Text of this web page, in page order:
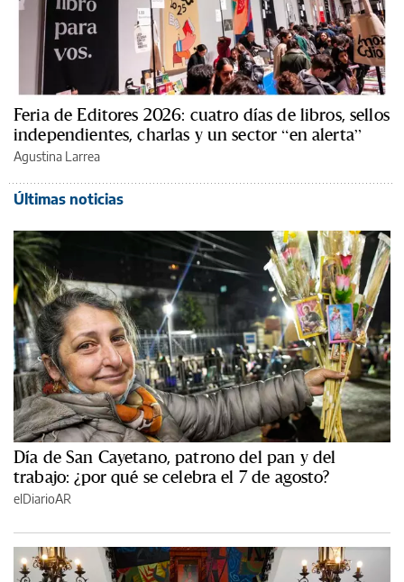
Feria de Editores 2026: cuatro días de libros, sellos
independientes, charlas y un sector “en alerta”
Agustina Larrea
Últimas noticias
Día de San Cayetano, patrono del pan y del
trabajo: ¿por qué se celebra el 7 de agosto?
elDiarioAR